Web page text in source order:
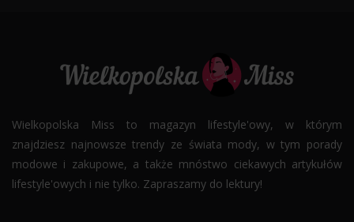
Wielkopolska Miss to magazyn lifestyle'owy, w którym
znajdziesz najnowsze trendy ze świata mody, w tym porady
modowe i zakupowe, a także mnóstwo ciekawych artykułów
lifestyle'owych i nie tylko. Zapraszamy do lektury!